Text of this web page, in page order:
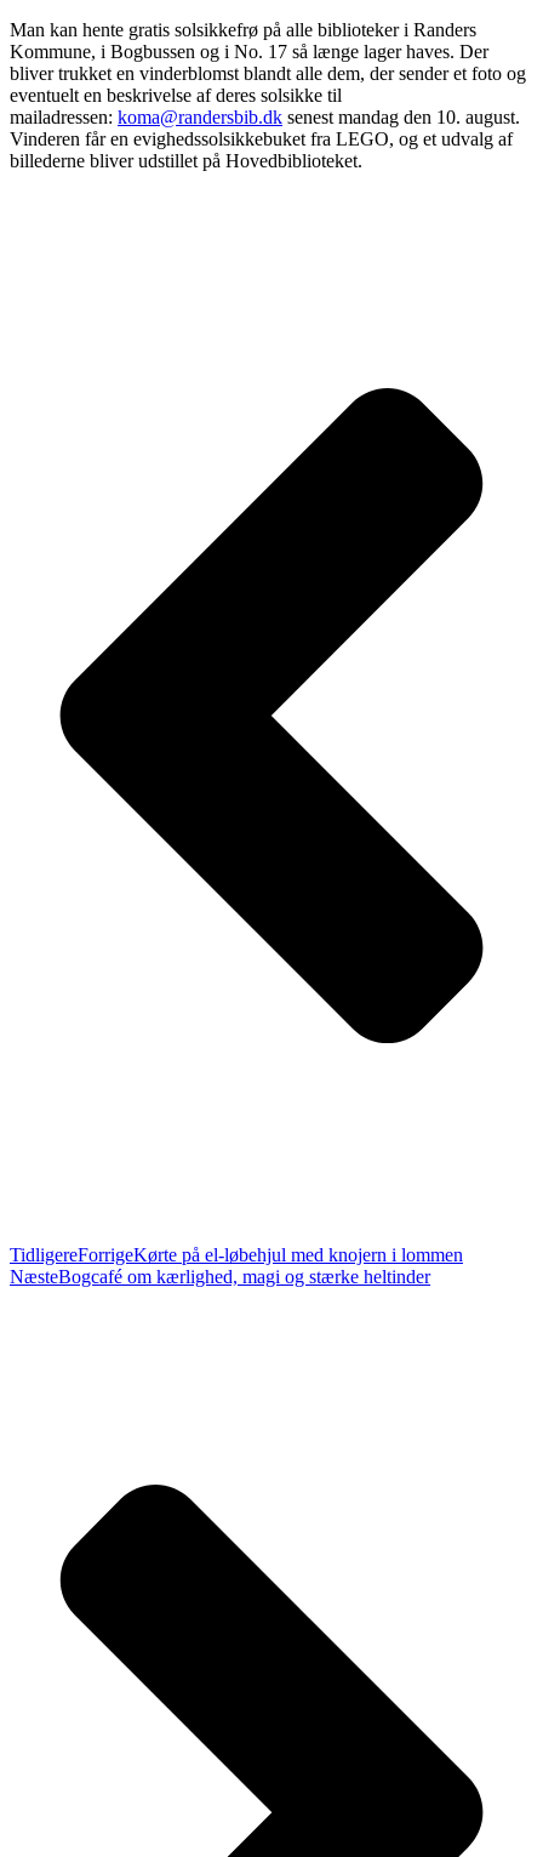
Man kan hente gratis solsikkefrø på alle biblioteker i Randers
Kommune, i Bogbussen og i No. 17 så længe lager haves. Der
bliver trukket en vinderblomst blandt alle dem, der sender et foto og
eventuelt en beskrivelse af deres solsikke til
mailadressen: koma@randersbib.dk senest mandag den 10. august.
Vinderen får en evighedssolsikkebuket fra LEGO, og et udvalg af
billederne bliver udstillet på Hovedbiblioteket.
TidligereForrigeKørte på el-løbehjul med knojern i lommen
NæsteBogcafé om kærlighed, magi og stærke heltinder